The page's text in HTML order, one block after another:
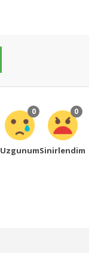
0
Uzgunum
0
Sinirlendim